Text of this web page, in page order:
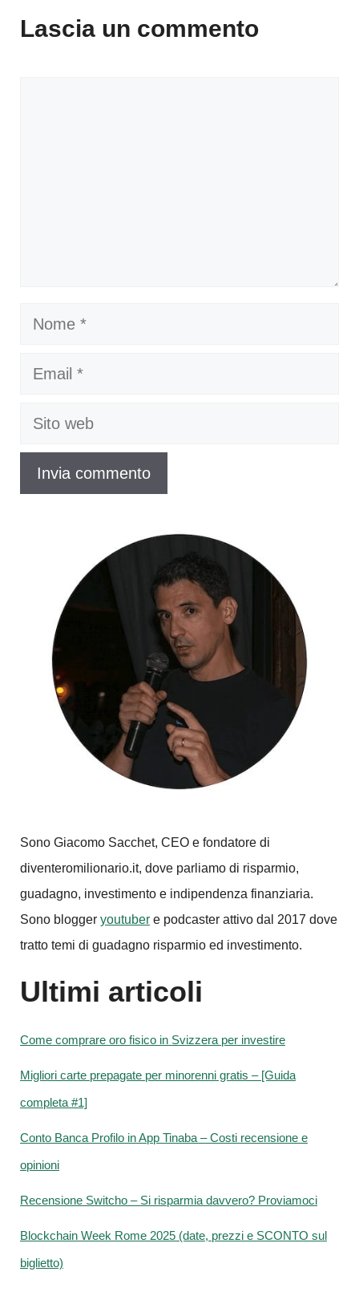
Lascia un commento
Nome
Email
Sito
Sono Giacomo Sacchet, CEO e fondatore di
diventeromilionario.it, dove parliamo di risparmio,
guadagno, investimento e indipendenza finanziaria.
Sono blogger youtuber e podcaster attivo dal 2017 dove
tratto temi di guadagno risparmio ed investimento.
Ultimi articoli
Come comprare oro fisico in Svizzera per investire
Migliori carte prepagate per minorenni gratis – [Guida
completa #1]
Conto Banca Profilo in App Tinaba – Costi recensione e
opinioni
Recensione Switcho – Si risparmia davvero? Proviamoci
Blockchain Week Rome 2025 (date, prezzi e SCONTO sul
biglietto)